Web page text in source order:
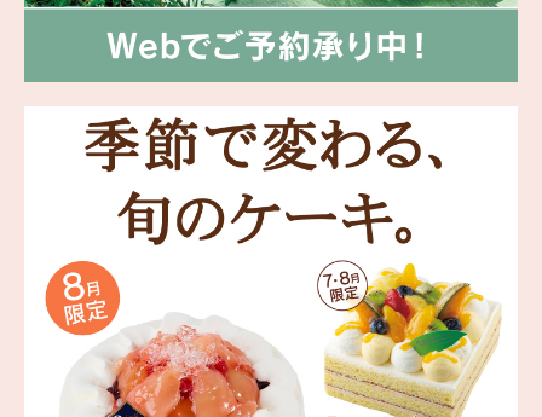
岳や末広がりを意味す
つ時」という意味を込
。雄大な八ヶ岳山麓の自
れる、こだわりのスイー
海外 Overseas shops
Malaysia
UAE
Thailand